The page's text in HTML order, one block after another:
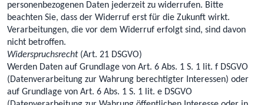
personenbezogenen Daten jederzeit zu widerrufen. Bitte
beachten Sie, dass der Widerruf erst für die Zukunft wirkt.
Verarbeitungen, die vor dem Widerruf erfolgt sind, sind davon
nicht betroffen.
Widerspruchsrecht (Art. 21 DSGVO)
Werden Daten auf Grundlage von Art. 6 Abs. 1 S. 1 lit. f DSGVO
(Datenverarbeitung zur Wahrung berechtigter Interessen) oder
auf Grundlage von Art. 6 Abs. 1 S. 1 lit. e DSGVO